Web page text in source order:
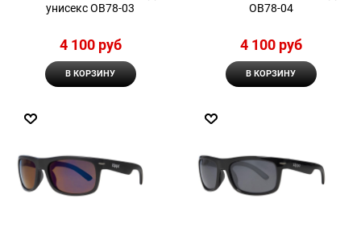
унисекс OB78-03
4 100 руб
В КОРЗИНУ
OB78-04
4 100 руб
В КОРЗИНУ